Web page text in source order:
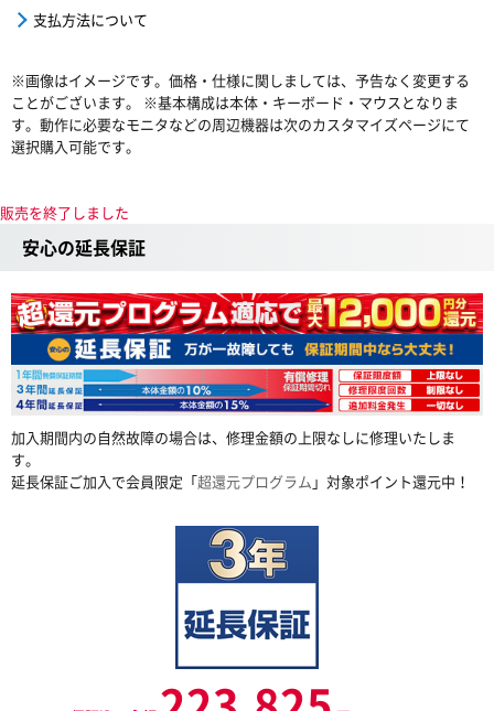
支払方法について
※画像はイメージです。価格・仕様に関しましては、予告なく変更する
ことがございます。 ※基本構成は本体・キーボード・マウスとなりま
す。動作に必要なモニタなどの周辺機器は次のカスタマイズページにて
選択購入可能です。
販売を終了しました
安心の延長保証
加入期間内の自然故障の場合は、修理金額の上限なしに修理いたしま
す。
延長保証ご加入で会員限定「超還元プログラム 」対象ポイント還元中！